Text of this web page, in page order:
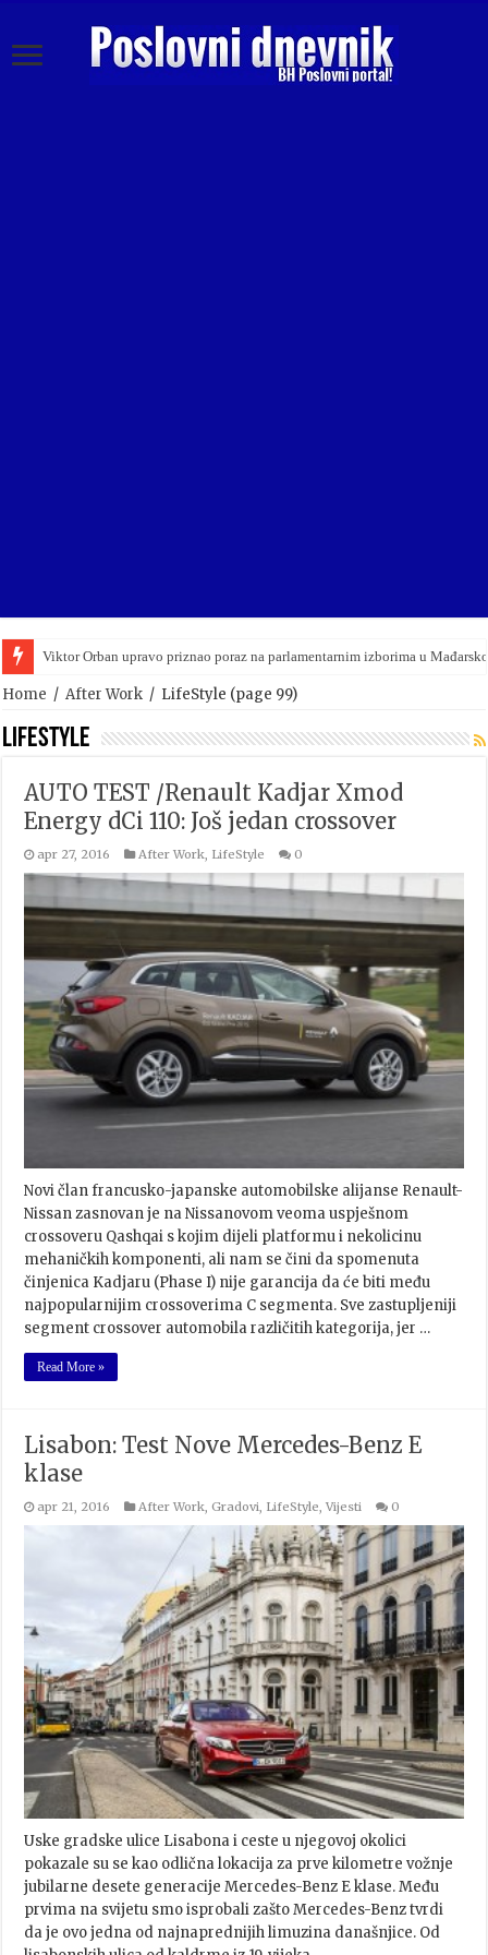
Viktor Orban upravo priznao poraz na parlamentarnim izborima u
Home / After Work / LifeStyle (page 99)
LifeStyle
AUTO TEST /Renault Kadjar Xmod
Energy dCi 110: Još jedan crossover
apr 27, 2016 After Work, LifeStyle 0
Novi član francusko-japanske automobilske alijanse Renault-
Nissan zasnovan je na Nissanovom veoma uspješnom
crossoveru Qashqai s kojim dijeli platformu i nekolicinu
mehaničkih komponenti, ali nam se čini da spomenuta
činjenica Kadjaru (Phase I) nije garancija da će biti među
najpopularnijim crossoverima C segmenta. Sve zastupljeniji
segment crossover automobila različitih kategorija, jer …
Read More »
Lisabon: Test Nove Mercedes-Benz E
klase
apr 21, 2016 After Work Gradovi LifeStyle ,Vijesti 0
Uske gradske ulice Lisabona i ceste u njegovoj okolici
pokazale su se kao odlična lokacija za prve kilometre vožnje
jubilarne desete generacije Mercedes-Benz E klase. Među
prvima na svijetu smo isprobali zašto Mercedes-Benz tvrdi
da je ovo jedna od najnaprednijih limuzina današnjice. Od